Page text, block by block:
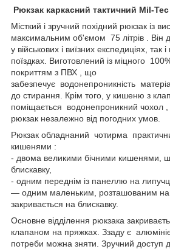
Рюкзак каркасний тактичний Mil-
Місткий і зручний похідний рюкзак із
максимальним об'ємом 75 літрів . Він
у військових і виїзних експедиціях, так
поїздках. Виготовлений із міцного
покриттям з ПВХ , що
забезпечує водонепроникність
до стирання. Крім того, у кишеню з
поміщається водонепроникний чохол
рюкзак незалежно від погодних умов.
Рюкзак обладнаний чотирма
кишенями :
- двома великими бічними кишенями,
блискавку,
- одним переднім із панеллю на
— одним маленьким, розташованим на
закривається на блискавку.
Основне відділення рюкзака
клапаном на пряжках. Ззаду є
потреби можна зняти. Зручний доступ